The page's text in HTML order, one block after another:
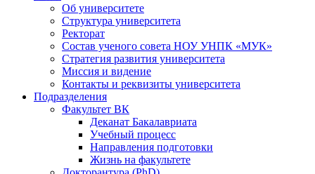
Об университете
Структура университета
Ректорат
Состав ученого совета НОУ УНПК «МУК»
Стратегия развития университета
Миссия и видение
Контакты и реквизиты университета
Подразделения
Факультет ВК
Деканат Бакалавриата
Учебный процесс
Направления подготовки
Жизнь на факультете